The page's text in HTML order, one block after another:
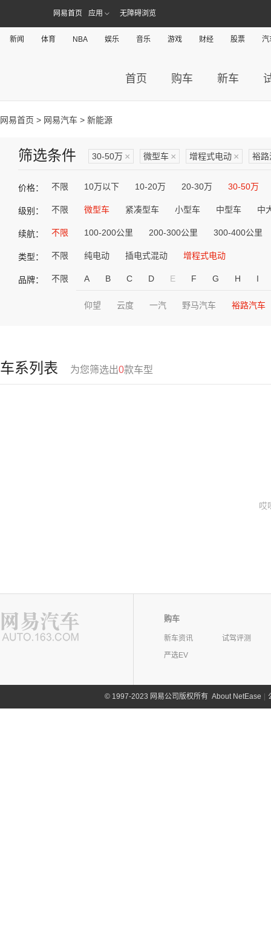
网易首页 应用 无障碍浏览
新闻 体育 NBA 娱乐 音乐 游戏 财经 股票 汽
首页 购车 新车
网易首页 > 网易汽车 > 新能源
筛选条件 30-50万 × 微型车 × 增程式电动 × 裕路
价格： 不限 10万以下 10-20万 20-30万 30-50万
级别： 不限 微型车 紧凑型车 小型车 中型车 中
续航： 不限 100-200公里 200-300公里 300-400公里
类型： 不限 纯电动 插电式混动 增程式电动
品牌： 不限 A B C D E F G H I
仰望 云度 一汽 野马汽车 裕路汽车
车系列表 为您筛选出0款车型
哎
购车
新车资讯
试驾评测
严选EV
©1997-2023 网易公司版权所有 About NetEase